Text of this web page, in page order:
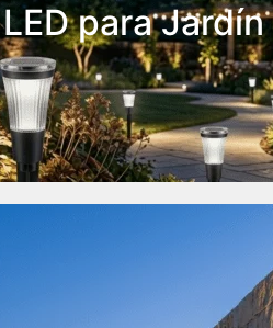
para Jardín
de piedra.
ajustar el ángulo de luz
profundidad en el diseño de
para